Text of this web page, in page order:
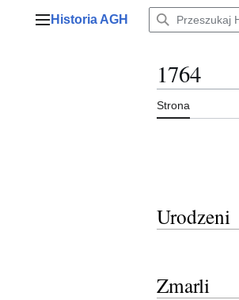
Menu główne
Historia AGH
1764
Strona
Urodzeni
Zmarli